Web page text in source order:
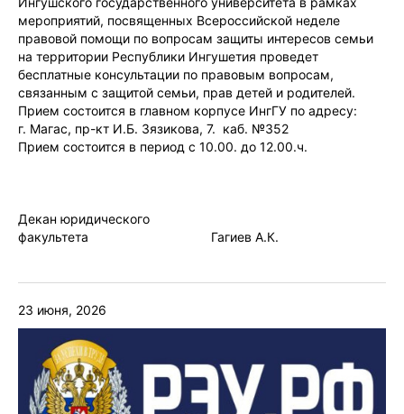
мероприятий, посвященных Всероссийской неделе
правовой помощи по вопросам защиты интересов семьи
на территории Республики Ингушетия проведет
бесплатные консультации по правовым вопросам,
связанным с защитой семьи, прав детей и родителей.
Прием состоится в главном корпусе ИнгГУ по адресу:
г. Магас, пр-кт И.Б. Зязикова, 7. каб. №352
Прием состоится в период с 10.00. до 12.00.ч.
Декан юридического
факультета Гагиев А.К.
23 июня, 2026